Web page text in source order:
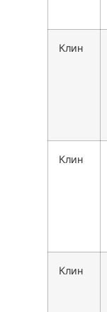
Клин
Клин
Клин